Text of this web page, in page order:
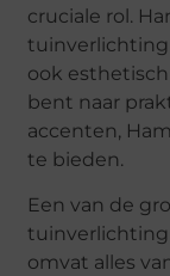
cruciale rol.
tuinverlichting
ook
bent naar
accenten,
te bieden.
Een van de
tuinverlichting
omvat alles